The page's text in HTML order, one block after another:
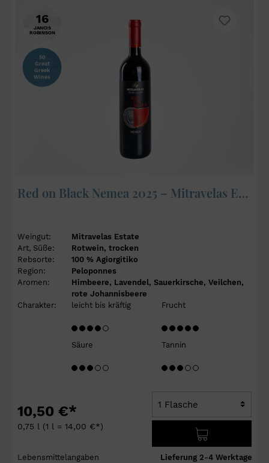
16
JANCIS
ROBINSON
50
Great
Greek
Wines
Red on Black Nemea 2025 – Mitravelas Estate
Weingut:
Mitravelas Estate
Art, Süße:
Rotwein, trocken
Rebsorte:
100 % Agiorgitiko
Region:
Peloponnes
Aromen:
Himbeere, Lavendel, Sauerkirsche, Veilchen,
rote Johannisbeere
Charakter:
leicht bis kräftig Frucht
Säure Tannin
10,50 €*
0,75 l (1 l = 14,00 €*)
Lebensmittelangaben Lieferung 2-4 Werktage